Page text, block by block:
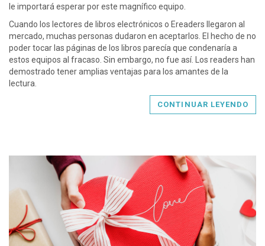
le importará esperar por este magnífico equipo.
Cuando los lectores de libros electrónicos o Ereaders llegaron al
mercado, muchas personas dudaron en aceptarlos. El hecho de no
poder tocar las páginas de los libros parecía que condenaría a
estos equipos al fracaso. Sin embargo, no fue así. Los readers han
demostrado tener amplias ventajas para los amantes de la
lectura.
CONTINUAR LEYENDO